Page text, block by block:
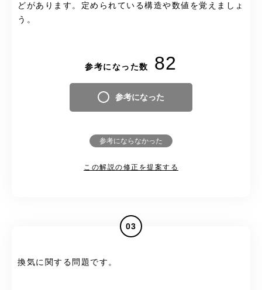
どがあります。定められている構造や数値を覚えましょ
う。
参考になった数 82
参考になった
参考にならなかった
この解説の修正を提案する
03
換気に関する問題です。